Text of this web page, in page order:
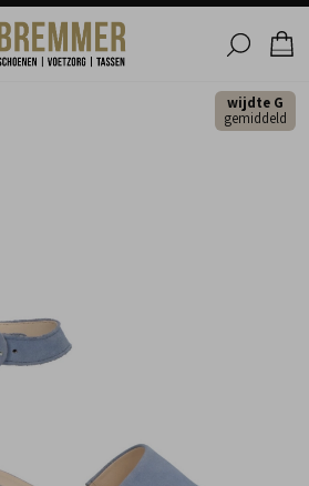
wijdte G
gemiddeld